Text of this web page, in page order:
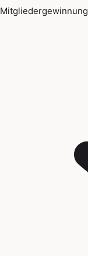
Mitgliedergewinnung